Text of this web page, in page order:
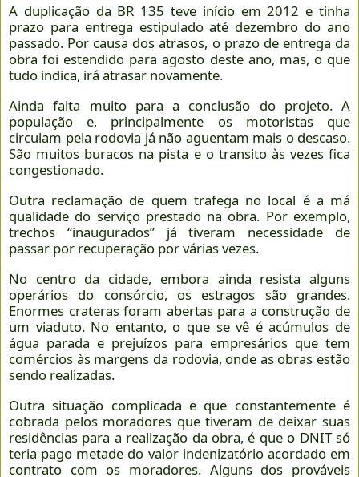
A duplicação da BR 135 teve início em 2012 e tinha
prazo para entrega estipulado até dezembro do ano
passado. Por causa dos atrasos, o prazo de entrega da
obra foi estendido para agosto deste ano, mas, o que
tudo indica, irá atrasar novamente.
Ainda falta muito para a conclusão do projeto. A
população e, principalmente os motoristas que
circulam pela rodovia já não aguentam mais o descaso.
São muitos buracos na pista e o transito às vezes fica
congestionado.
Outra reclamação de quem trafega no local é a má
qualidade do serviço prestado na obra. Por exemplo,
trechos “inaugurados” já tiveram necessidade de
passar por recuperação por várias vezes.
No centro da cidade, embora ainda resista alguns
operários do consórcio, os estragos são grandes.
Enormes crateras foram abertas para a construção de
um viaduto. No entanto, o que se vê é acúmulos de
água parada e prejuízos para empresários que tem
comércios às margens da rodovia, onde as obras estão
sendo realizadas.
Outra situação complicada e que constantemente é
cobrada pelos moradores que tiveram de deixar suas
residências para a realização da obra, é que o DNIT só
teria pago metade do valor indenizatório acordado em
contrato com os moradores. Alguns dos prováveis